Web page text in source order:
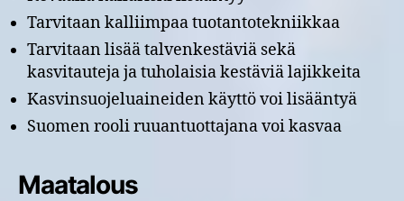
Tarvitaan kalliimpaa tuotantotekniikkaa
Tarvitaan lisää talvenkestäviä sekä
kasvitauteja ja tuholaisia kestäviä lajikkeita
Kasvinsuojeluaineiden käyttö voi lisääntyä
Suomen rooli ruuantuottajana voi kasvaa
Maatalous